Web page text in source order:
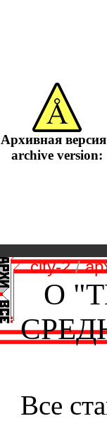
Архивная
archive version:
city-2 /
О
Все